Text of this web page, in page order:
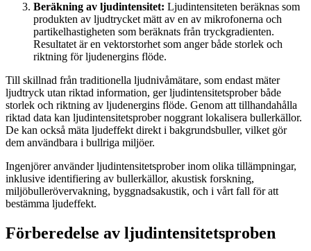
Beräkning av ljudintensitet: Ljudintensiteten beräknas som
produkten av ljudtrycket mätt av en av mikrofonerna och
partikelhastigheten som beräknats från tryckgradienten.
Resultatet är en vektorstorhet som anger både storlek och
riktning för ljudenergins flöde.
Till skillnad från traditionella ljudnivåmätare, som endast mäter
ljudtryck utan riktad information, ger ljudintensitetsprober både
storlek och riktning av ljudenergins flöde. Genom att tillhandahålla
riktad data kan ljudintensitetsprober noggrant lokalisera bullerkällor.
De kan också mäta ljudeffekt direkt i bakgrundsbuller, vilket gör
dem användbara i bullriga miljöer.
Ingenjörer använder ljudintensitetsprober inom olika tillämpningar,
inklusive identifiering av bullerkällor, akustisk forskning,
miljöbullerövervakning, byggnadsakustik, och i vårt fall för att
bestämma ljudeffekt.
Förberedelse av ljudintensitetsproben